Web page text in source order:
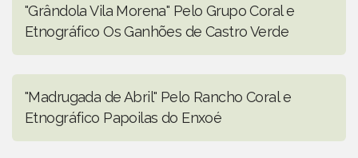
"Grândola Vila Morena" Pelo Grupo Coral e
Etnográfico Os Ganhões de Castro Verde
"Madrugada de Abril" Pelo Rancho Coral e
Etnográfico Papoilas do Enxoé